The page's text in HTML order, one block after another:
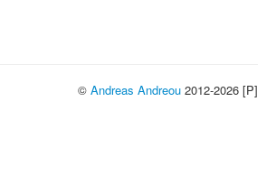
© Andreas Andreou 2012-2026 [P]